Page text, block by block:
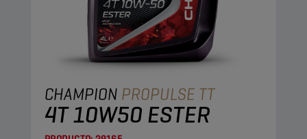
CHAMPION PROPULSE TT
4T 10W50 ESTER